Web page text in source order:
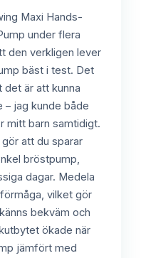
Maxi Hands-
under flera
den verkligen lever
bäst i test. Det
det är att kunna
jag kunde både
mitt barn samtidigt.
att du sparar
bröstpump,
dagar. Medela
vilket gör
bekväm och
ökade när
jämfört med